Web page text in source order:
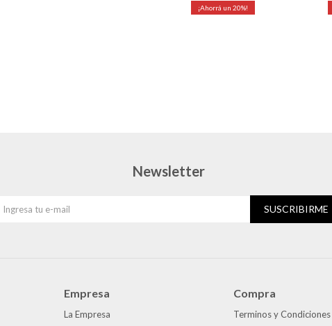
20
Empresa
La Empresa
Compra
Terminos y Condiciones
Newsletter
SUSCRIBIRME